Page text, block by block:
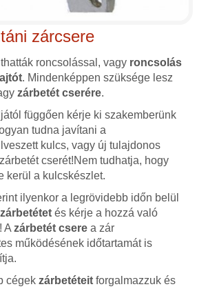
zárcsere
roncsolással, vagy roncsolás
. Mindenképpen szüksége lesz
zárbetét cserére.
függően kérje ki szakemberünk
tudna javítani a
kulcs, vagy új tulajdonos
cserét!Nem tudhatja, hogy
kerül a kulcskészlet.
ilyenkor a legrövidebb időn belül
és kérje a hozzá való
A zárbetét cserea zár
működésének időtartamát is
cégek zárbetéteitforgalmazzuk és